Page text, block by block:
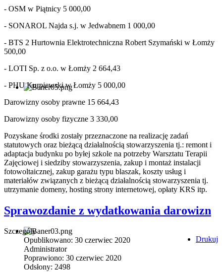
- OSM w Piątnicy 5 000,00
- SONAROL Najda s.j. w Jedwabnem 1 000,00
- BTS 2 Hurtownia Elektrotechniczna Robert Szymański w Łomży
500,00
- LOTI Sp. z o.o. w Łomży 2 664,43
- PHU Kurpiewski w Łomży 5 000,00
Darowizny osoby prawne 15 664,43
Darowizny osoby fizyczne 3 330,00
Pozyskane środki zostały przeznaczone na realizację zadań
statutowych oraz bieżącą działalnością stowarzyszenia tj.: remont i
adaptacja budynku po byłej szkole na potrzeby Warsztatu Terapii
Zajęciowej i siedziby stowarzyszenia, zakup i montaż instalacji
fotowoltaicznej, zakup garażu typu blaszak, koszty usług i
materiałów związanych z bieżącą działalnością stowarzyszenia tj.
utrzymanie domeny, hosting strony internetowej, opłaty KRS itp.
Sprawozdanie z wydatkowania darowizn
Drukuj
Szczegóły
Opublikowano: 30 czerwiec 2020
Administrator
Poprawiono: 30 czerwiec 2020
Odsłony: 2498